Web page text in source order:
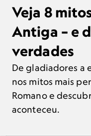
Veja 8
Antiga – e
verdades
De gladiadores a
nos mitos mais
Romano e
aconteceu.